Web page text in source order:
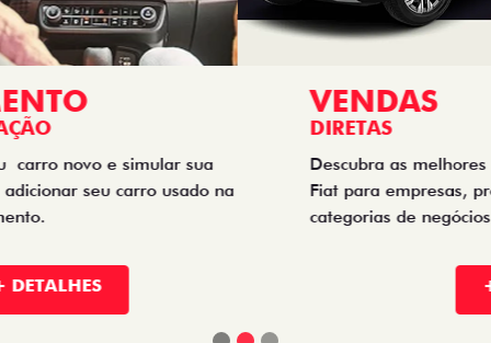
VENDAS
DIRETAS
Descubra as melhores soluções e descontos em um novo
Fiat para empresas, produtores rurais, taxistas e outras
categorias de negócios.